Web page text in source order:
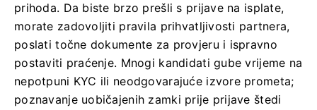
prihoda. Da biste brzo prešli s prijave na isplate,
morate zadovoljiti pravila prihvatljivosti partnera,
poslati točne dokumente za provjeru i ispravno
postaviti praćenje. Mnogi kandidati gube vrijeme na
nepotpuni KYC ili neodgovarajuće izvore prometa;
poznavanje uobičajenih zamki prije prijave štedi